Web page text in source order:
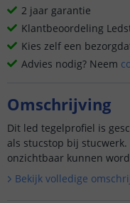
2 jaar garantie
Klantbeoordeling
Kies zelf een
Advies nodig? Neem
Omschrijving
Dit led tegelprofiel is
als stucstop bij
onzichtbaar kunnen
Bekijk volledige